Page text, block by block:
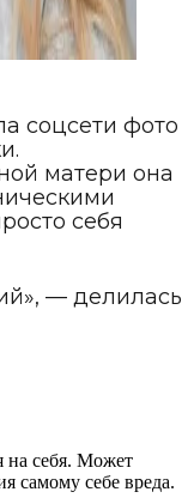
соцсети фото
матери она
себя
— делилась
на себя. Может
самому себе вреда.